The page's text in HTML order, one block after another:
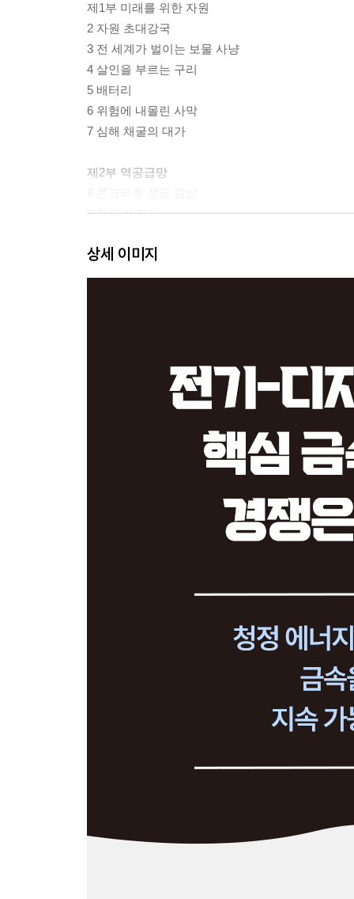
제1부 미래를 위한 자원
2 자원 초대강국
3 전 세계가 벌이는 보물 사냥
4 살인을 부르는 구리
5 배터리
6 위험에 내몰린 사막
7 심해 채굴의 대가
제2부 역공급망
9 첨단 쓰레기
제3부 재활용보다 좋은 방법
10 오래된 물건에 새 생명을
상세 이미지